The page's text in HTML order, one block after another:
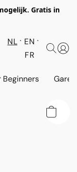
Gratis in
NL
EN
FR
Beginners